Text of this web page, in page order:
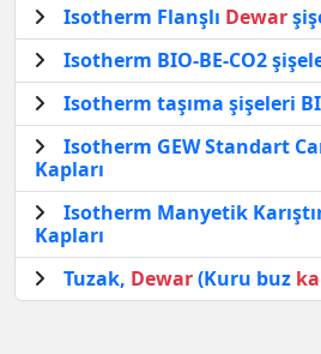
Isotherm Flanşlı Dewar
Isotherm BIO-BE-CO2
Isotherm taşıma şişeleri
Isotherm GEW Standart
Kapları
Isotherm Manyetik
Kapları
Tuzak, Dewar(Kuru buz